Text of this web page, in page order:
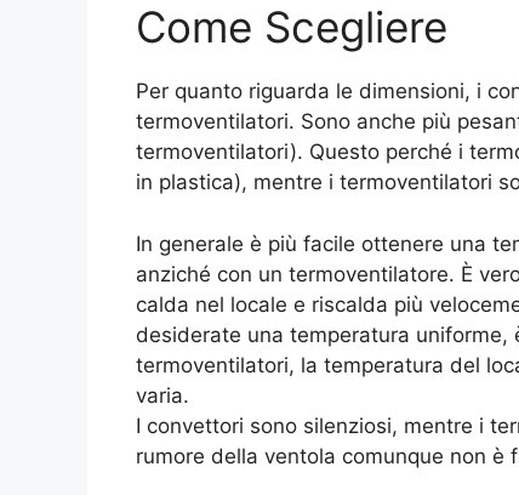
Come Scegliere
Per quanto riguarda le dimensioni, i
termoventilatori. Sono anche più
termoventilatori). Questo perché i
in plastica), mentre i termoventilatori
In generale è più facile ottenere una
anziché con un termoventilatore. È
calda nel locale e riscalda più
desiderate una temperatura uniforme,
termoventilatori, la temperatura del
varia.
I convettori sono silenziosi, mentre i
rumore della ventola comunque non è